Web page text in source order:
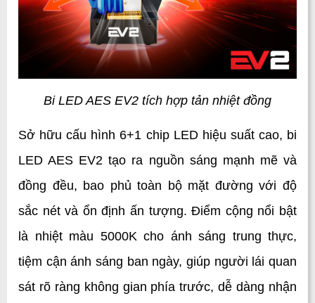
Bi LED AES EV2 tích hợp tản nhiệt đồng
Sở hữu cấu hình 6+1 chip LED hiệu suất cao, bi
LED AES EV2 tạo ra nguồn sáng mạnh mẽ và
đồng đều, bao phủ toàn bộ mặt đường với độ
sắc nét và ổn định ấn tượng. Điểm cộng nổi bật
là nhiệt màu 5000K cho ánh sáng trung thực,
tiệm cận ánh sáng ban ngày, giúp người lái quan
sát rõ ràng không gian phía trước, dễ dàng nhận